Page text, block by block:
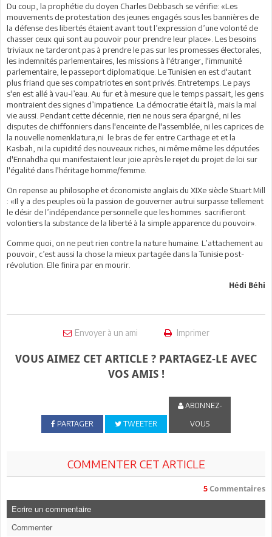
Du coup, la prophétie du doyen Charles Debbasch se vérifie: «Les
mouvements de protestation des jeunes engagés sous les bannières de
la défense des libertés étaient avant tout l’expression d’une volonté de
chasser ceux qui sont au pouvoir pour prendre leur place». Les besoins
triviaux ne tarderont pas à prendre le pas sur les promesses électorales,
les indemnités parlementaires, les missions à l'étranger, l'immunité
parlementaire, le passeport diplomatique. Le Tunisien en est d'autant
plus friand que ses compatriotes en sont privés. Entretemps. Le pays
s'en est allé à vau-l’eau. Au fur et à mesure que le temps passait, les gens
montraient des signes d’impatience. La démocratie était là, mais la mal
vie aussi. Pendant cette décennie, rien ne nous sera épargné, ni les
disputes de chiffonniers dans l'enceinte de l'assemblée, ni les caprices de
la nouvelle nomenklatura,ni le bras de fer entre Carthage et et la
Kasbah, ni la cupidité des nouveaux riches, ni même même les députées
d'Ennahdha qui manifestaient leur joie après le rejet du projet de loi sur
l'égalité dans l'héritage homme/femme.
On repense au philosophe et économiste anglais du XIXe siècle Stuart Mill
: «Il y a des peuples où la passion de gouverner autrui surpasse tellement
le désir de l’indépendance personnelle que les hommes sacrifieront
volontiers la substance de la liberté à la simple apparence du pouvoir».
Comme quoi, on ne peut rien contre la nature humaine. L’attachement au
pouvoir, c’est aussi la chose la mieux partagée dans la Tunisie post-
révolution. Elle finira par en mourir.
Hédi Béhi
Envoyer à un ami Imprimer
VOUS AIMEZ CET ARTICLE ? PARTAGEZ-LE AVEC
VOS AMIS !
PARTAGER TWEETER
ABONNEZ-
VOUS
COMMENTER CET ARTICLE
5 Commentaires
Ecrire un commentaire
Commenter